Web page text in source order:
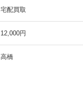
宅配買取
12,000円
高橋